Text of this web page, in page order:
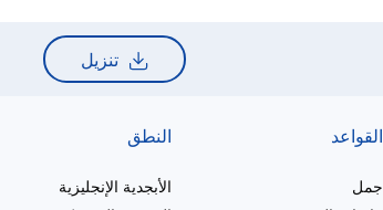
تنزيل
القواعد
جمل
النطق
الأبجدية الإنجليزية